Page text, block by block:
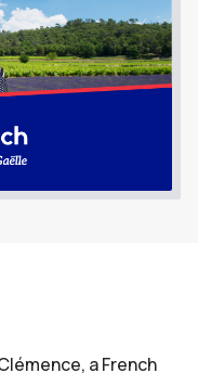
a French